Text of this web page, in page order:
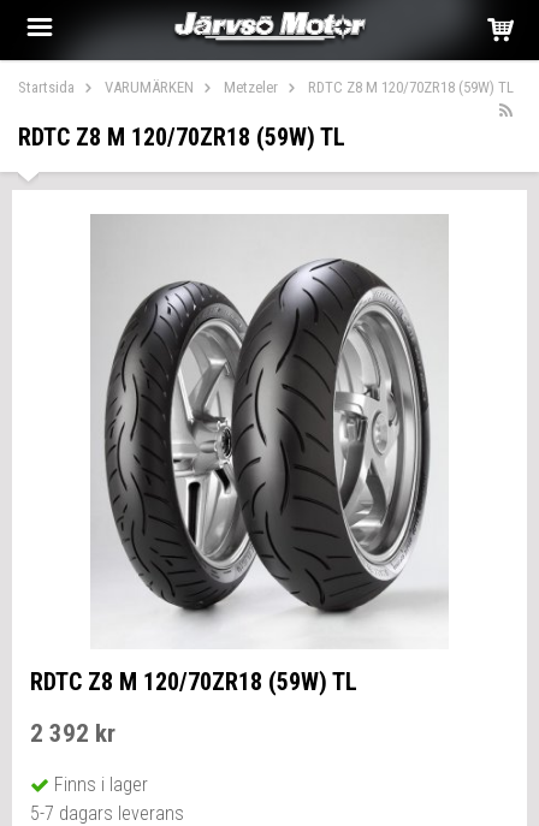
Startsida VARUMÄRKEN Metzeler RDTC Z8 M 120/70ZR18 (59W) TL
RDTC Z8 M 120/70ZR18 (59W) TL
RDTC Z8 M 120/70ZR18 (59W) TL
2 392 kr
Finns i lager
5-7 dagars leverans